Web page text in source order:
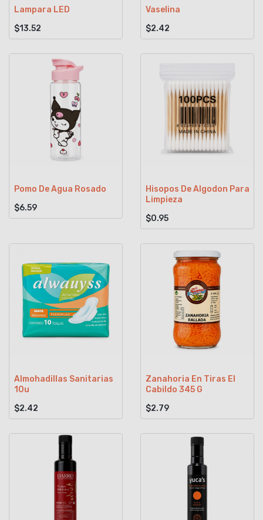
Lampara LED
$13.52
Vaselina
$2.42
Pomo De Agua Rosado
$6.59
Hisopos De Algodon Para
Limpieza
$0.95
Almohadillas Sanitarias
10u
$2.42
Zanahoria En Tiras El
Cabildo 345 G
$2.79